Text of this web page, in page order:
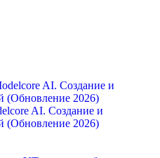
AI. Создание и
(Обновление 2026)